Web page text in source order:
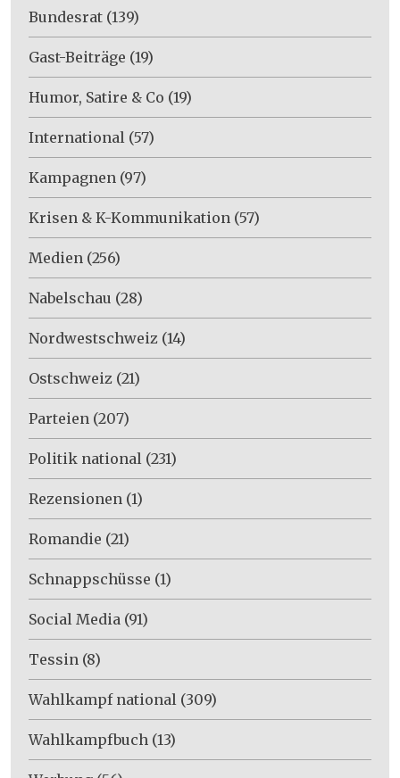
Bundesrat (139)
Gast-Beiträge (19)
Humor, Satire & Co (19)
International (57)
Kampagnen (97)
Krisen & K-Kommunikation (57)
Medien (256)
Nabelschau (28)
Nordwestschweiz (14)
Ostschweiz (21)
Parteien (207)
Politik national (231)
Rezensionen (1)
Romandie (21)
Schnappschüsse (1)
Social Media (91)
Tessin (8)
Wahlkampf national (309)
Wahlkampfbuch (13)